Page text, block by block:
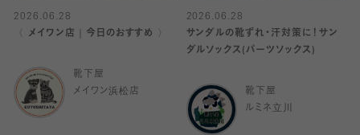
2026.06.28
〈 メイワン店｜今日のおすすめ 〉
靴下屋
メイワン浜松店
2026.06.28
サンダルの靴ずれ・汗対策に！サン
ダルソックス(パーツソックス)
靴下屋
ルミネ立川